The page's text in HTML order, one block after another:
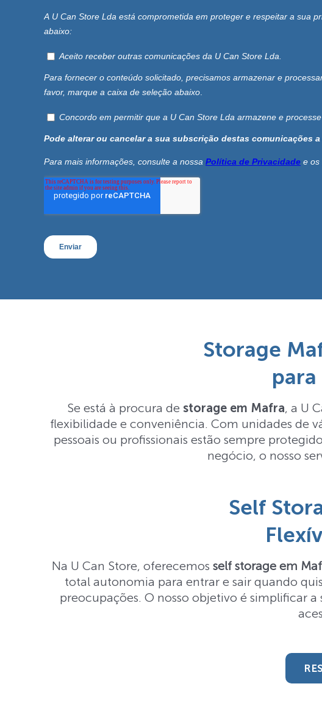
Storage
para
Se está à procura de storage em Mafra, a U
flexibilidade e conveniência. Com unidades de
pessoais ou profissionais estão sempre
negócio, o nosso
Self
Na U Can Store, oferecemos self storage em
total autonomia para entrar e sair quando
preocupações. O nosso objetivo é simplificar